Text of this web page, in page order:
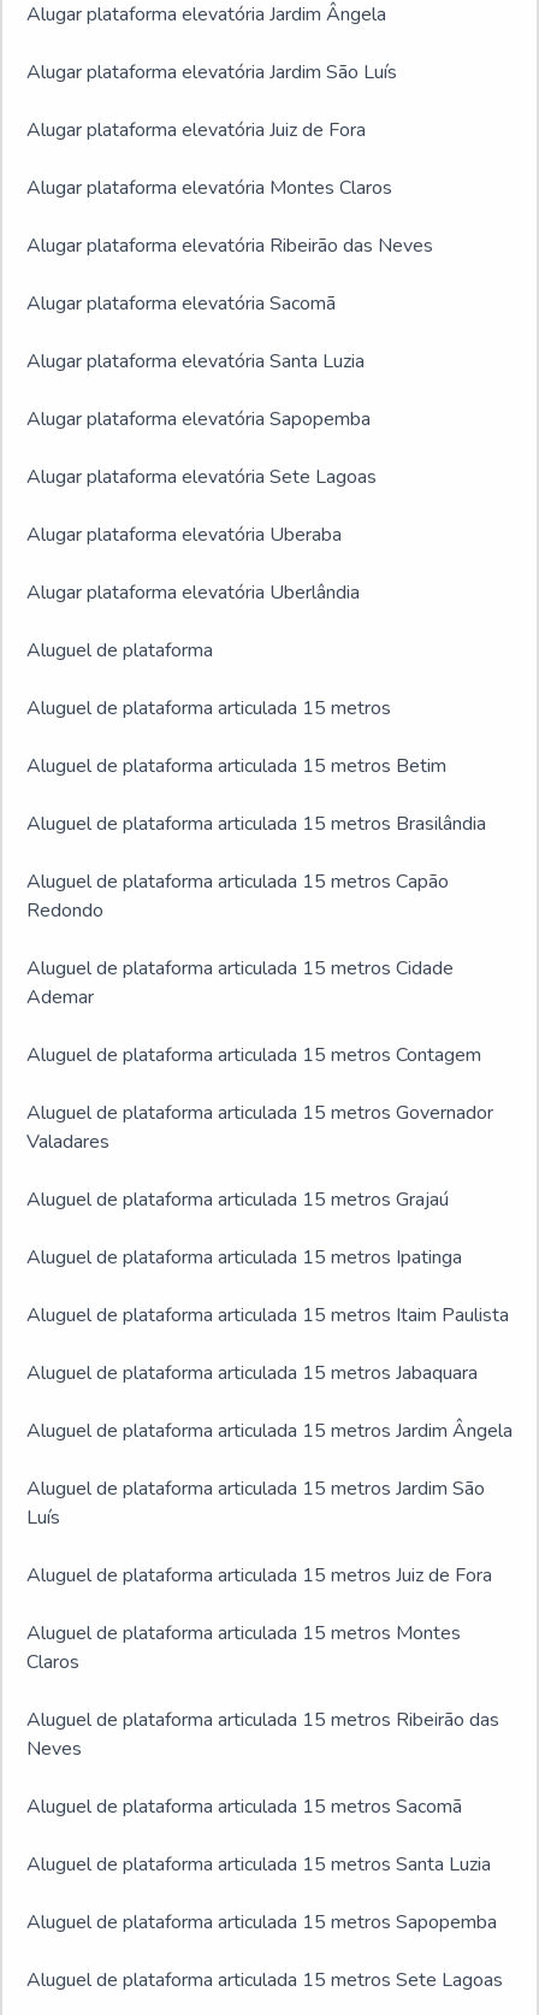
Alugar plataforma elevatória Jardim Ângela
Alugar plataforma elevatória Jardim São Luís
Alugar plataforma elevatória Juiz de Fora
Alugar plataforma elevatória Montes Claros
Alugar plataforma elevatória Ribeirão das Neves
Alugar plataforma elevatória Sacomã
Alugar plataforma elevatória Santa Luzia
Alugar plataforma elevatória Sapopemba
Alugar plataforma elevatória Sete Lagoas
Alugar plataforma elevatória Uberaba
Alugar plataforma elevatória Uberlândia
Aluguel de plataforma
Aluguel de plataforma articulada 15 metros
Aluguel de plataforma articulada 15 metros Betim
Aluguel de plataforma articulada 15 metros Brasilândia
Aluguel de plataforma articulada 15 metros Capão
Redondo
Aluguel de plataforma articulada 15 metros Cidade
Ademar
Aluguel de plataforma articulada 15 metros Contagem
Aluguel de plataforma articulada 15 metros Governador
Valadares
Aluguel de plataforma articulada 15 metros Grajaú
Aluguel de plataforma articulada 15 metros Ipatinga
Aluguel de plataforma articulada 15 metros Itaim Paulista
Aluguel de plataforma articulada 15 metros Jabaquara
Aluguel de plataforma articulada 15 metros Jardim Ângela
Aluguel de plataforma articulada 15 metros Jardim São
Luís
Aluguel de plataforma articulada 15 metros Juiz de Fora
Aluguel de plataforma articulada 15 metros Montes
Claros
Aluguel de plataforma articulada 15 metros Ribeirão das
Neves
Aluguel de plataforma articulada 15 metros Sacomã
Aluguel de plataforma articulada 15 metros Santa Luzia
Aluguel de plataforma articulada 15 metros Sapopemba
Aluguel de plataforma articulada 15 metros Sete Lagoas